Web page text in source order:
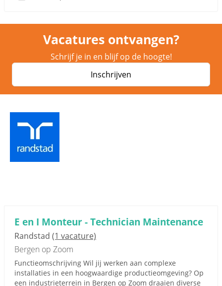
Vacatures ontvangen?
Schrijf je in en blijf op de hoogte!
Inschrijven
E en I Monteur - Technician Maintenance
Randstad (1 vacature)
Bergen op Zoom
Functieomschrijving Wil jij werken aan complexe
installaties in een hoogwaardige productieomgeving? Op
een industrieterrein in Bergen op Zoom draaien diverse